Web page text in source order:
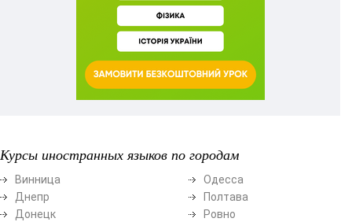
Курсы иностранных языков по городам
Винница
Днепр
Донецк
Одесса
Полтава
Ровно